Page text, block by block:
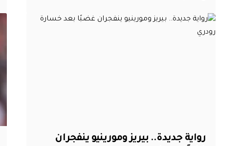
رواية جديدة.. بيريز ومورينيو ينفجران